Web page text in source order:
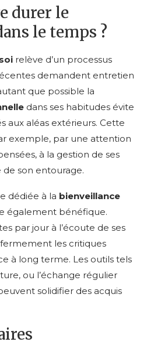
durer le
le temps ?
relève d’un processus
demandent entretien
que possible la
dans ses habitudes évite
aux aléas extérieurs. Cette
exemple, par une attention
à la gestion de ses
son entourage.
dédiée à la bienveillance
également bénéfique.
par jour à l’écoute de ses
les critiques
à long terme. Les outils tels
ou l’échange régulier
solidifier des acquis